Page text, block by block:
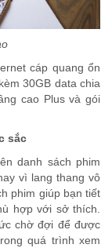
cáp quang ổn
30GB data chia
cao Plus và gói
sắc
danh sách phim
vì lang thang vô
phim giúp bạn tiết
hợp với sở thích.
chờ đợi để được
quá trình xem